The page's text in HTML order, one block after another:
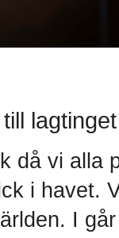
lagtinget
då vi alla
i havet.
I